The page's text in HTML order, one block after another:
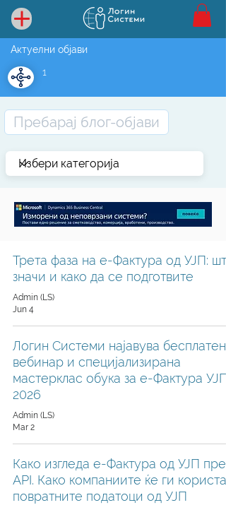
Актуелни објави
1
Трета фаза на е-Фактура од УЈП:
значи и како да се подготвите
Admin (LS)
Jun 4
Логин Системи најавува бесплатен
вебинар и специјализирана
мастерклас обука за е-Фактура УЈП
2026
Admin (LS)
Mar 2
Како изгледа е-Фактура од УЈП
API. Како компаниите ќе ги користат
повратните податоци од УЈП